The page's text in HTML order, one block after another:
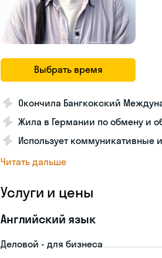
Выбрать время
Окончила Бангкокский
Жила в Германии по обмену и
Использует коммуникативные
Читать дальше
Услуги и цены
Английский язык
Деловой - для бизнеса